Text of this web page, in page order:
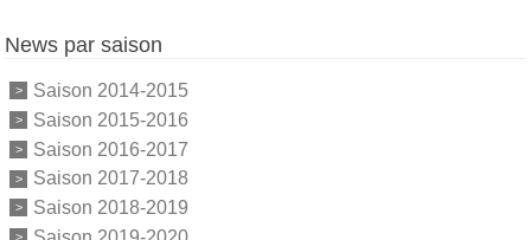
News par saison
Saison 2014-2015
Saison 2015-2016
Saison 2016-2017
Saison 2017-2018
Saison 2018-2019